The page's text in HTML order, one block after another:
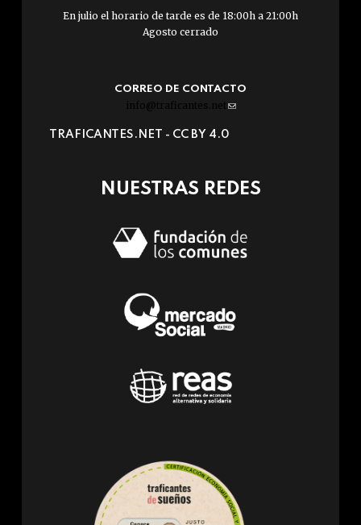
En julio el horario de tarde es de 18:00h a 21:00h
Agosto cerrado
CORREO DE CONTACTO
info@traficantes.net (link
e-
TRAFICANTES.NET - CC BY 4.0
NUESTRAS REDES